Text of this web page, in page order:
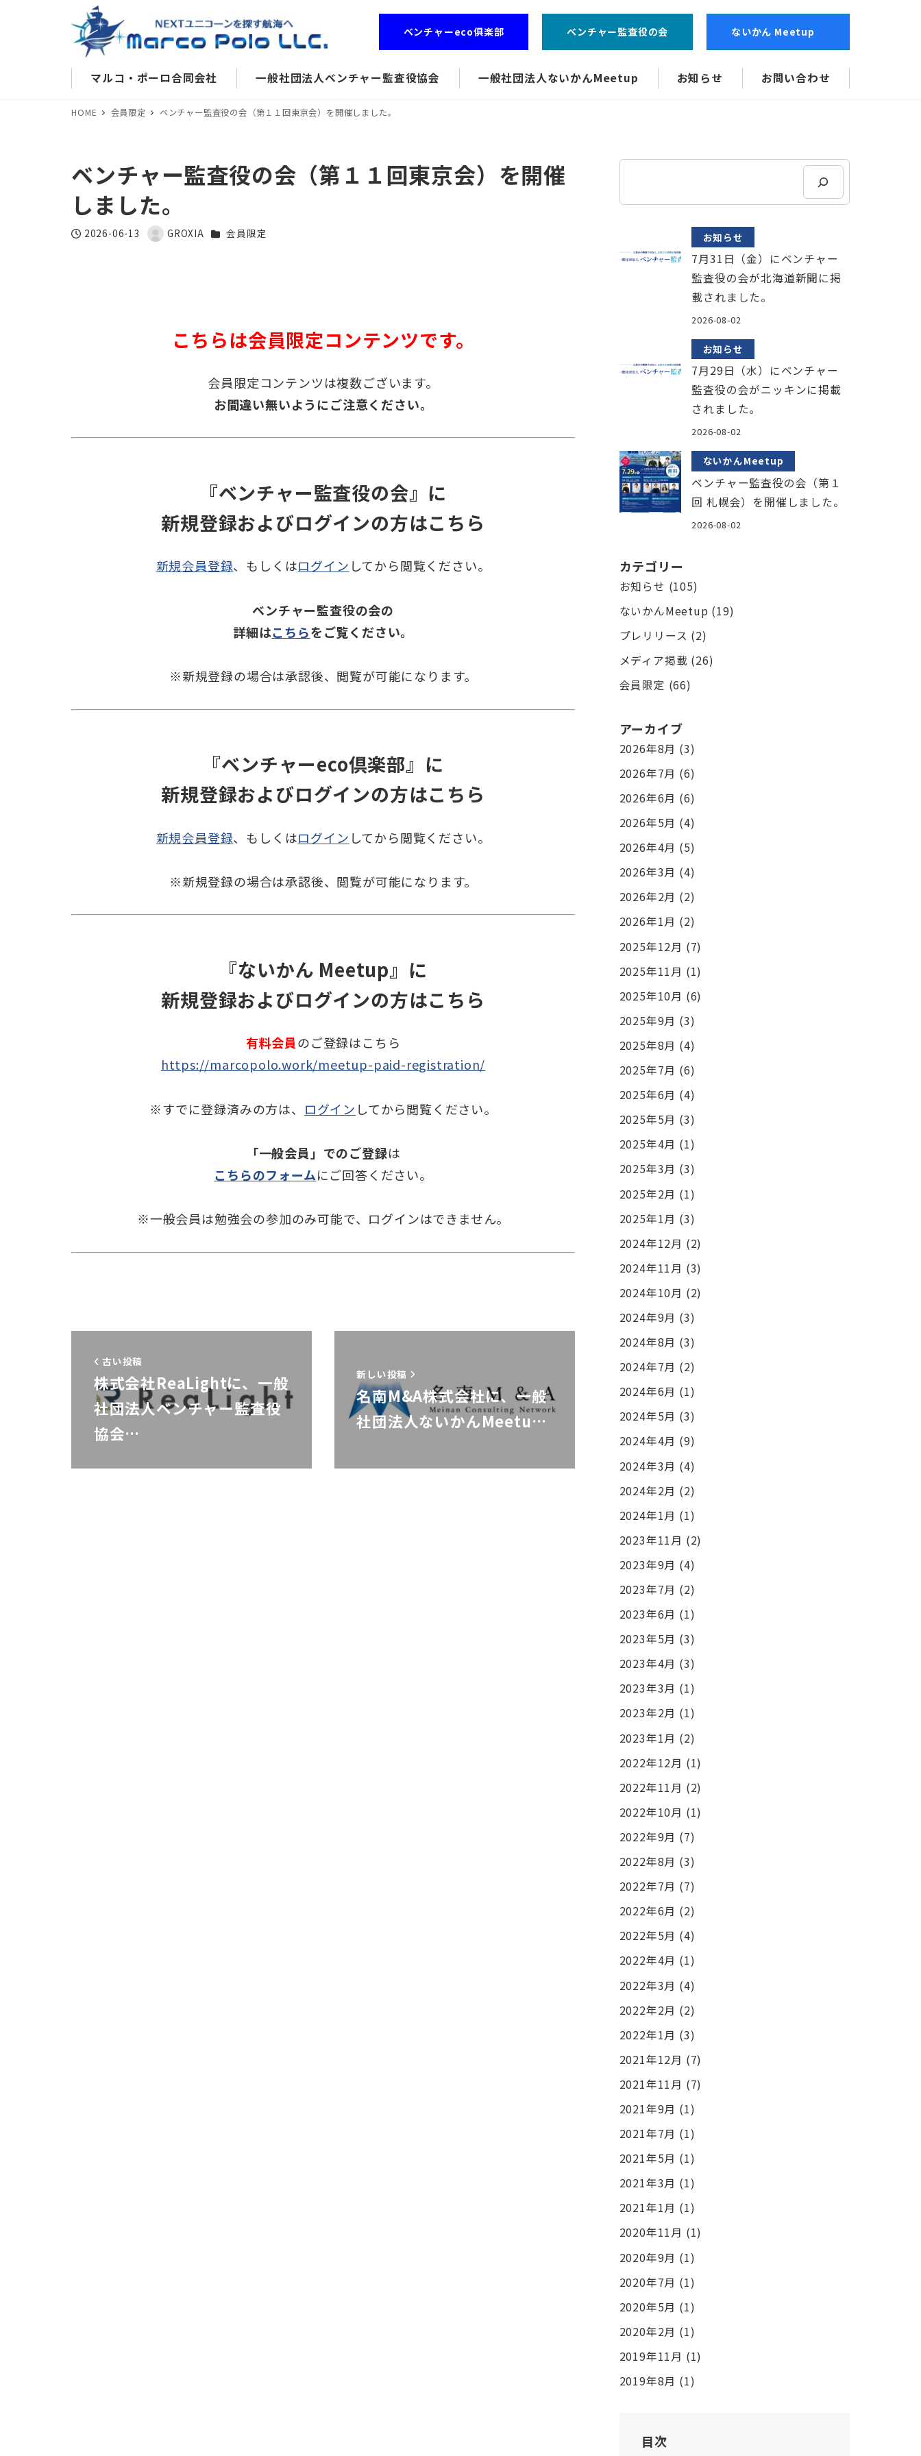
ベンチャーeco俱楽部 ベンチャー監査役の会 ないかん Meetup
マルコ・ポーロ合同会社 一般社団法人ベンチャー監査役協会 一般社団法人ないかんMeetup お知らせ お問い合わせ
HOME 会員限定 ベンチャー監査役の会（第１１回東京会）を開催しました。
ベンチャー監査役の会（第１１回東京会）を開催
しました。
投稿日
2026-06-13
著
GROXIA カテゴリー
会員限定
こちらは会員限定コンテンツです。
会員限定コンテンツは複数ございます。
お間違い無いようにご注意ください。
『ベンチャー監査役の会』に
新規登録およびログインの方はこちら
新規会員登録、もしくはログイン してから閲覧ください。
ベンチャー監査役の会の
詳細はこちらをご覧ください。
※新規登録の場合は承認後、 閲覧が可能になります。
『ベンチャーeco倶楽部』に
新規登録およびログインの方はこちら
新規会員登録、もしくはログイン してから閲覧ください。
※新規登録の場合は承認後、 閲覧が可能になります。
『ないかん Meetup』に
新規登録およびログインの方はこちら
有料会員のご登録はこちら
https://marcopolo.work/meetup-paid-registration/
※すでに登録済みの方は、 ログイン してから閲覧ください。
「一般会員」でのご登録は
こちらのフォームにご回答ください。
※一般会員は勉強会の参加のみ可能で、ログインはできません。
古い投稿
株式会社ReaLightに、一般
社団法人ベンチャー監査役
協会…
新しい投稿
名南M&A株式会社に、一般
社団法人ないかんMeetu…
お知らせ
7月31日（金）にベンチャー
監査役の会が北海道新聞に掲
載されました。
2026-08-02
お知らせ
7月29日（水）にベンチャー
監査役の会がニッキンに掲載
されました。
2026-08-02
ないかんMeetup
ベンチャー監査役の会（第１
回 札幌会）を開催しました。
2026-08-02
カテゴリー
お知らせ (105)
ないかんMeetup (19)
プレリリース (2)
メディア掲載 (26)
会員限定 (66)
アーカイブ
2026年8月 (3)
2026年7月 (6)
2026年6月 (6)
2026年5月 (4)
2026年4月 (5)
2026年3月 (4)
2026年2月 (2)
2026年1月 (2)
2025年12月 (7)
2025年11月 (1)
2025年10月 (6)
2025年9月 (3)
2025年8月 (4)
2025年7月 (6)
2025年6月 (4)
2025年5月 (3)
2025年4月 (1)
2025年3月 (3)
2025年2月 (1)
2025年1月 (3)
2024年12月 (2)
2024年11月 (3)
2024年10月 (2)
2024年9月 (3)
2024年8月 (3)
2024年7月 (2)
2024年6月 (1)
2024年5月 (3)
2024年4月 (9)
2024年3月 (4)
2024年2月 (2)
2024年1月 (1)
2023年11月 (2)
2023年9月 (4)
2023年7月 (2)
2023年6月 (1)
2023年5月 (3)
2023年4月 (3)
2023年3月 (1)
2023年2月 (1)
2023年1月 (2)
2022年12月 (1)
2022年11月 (2)
2022年10月 (1)
2022年9月 (7)
2022年8月 (3)
2022年7月 (7)
2022年6月 (2)
2022年5月 (4)
2022年4月 (1)
2022年3月 (4)
2022年2月 (2)
2022年1月 (3)
2021年12月 (7)
2021年11月 (7)
2021年9月 (1)
2021年7月 (1)
2021年5月 (1)
2021年3月 (1)
2021年1月 (1)
2020年11月 (1)
2020年9月 (1)
2020年7月 (1)
2020年5月 (1)
2020年2月 (1)
2019年11月 (1)
2019年8月 (1)
目次